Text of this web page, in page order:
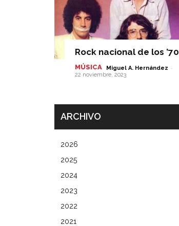
Rock nacional de los ’70
MÚSICA Miguel A. Hernández -
22 noviembre, 2023
ARCHIVO
2026
2025
2024
2023
2022
2021